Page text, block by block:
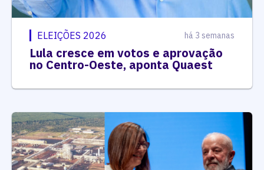
ELEIÇÕES 2026 há 3 semanas
Lula cresce em votos e aprovação
no Centro-Oeste, aponta Quaest